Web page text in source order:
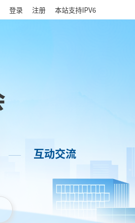
登录 注册 本站支持IPV6
—— 互动交流